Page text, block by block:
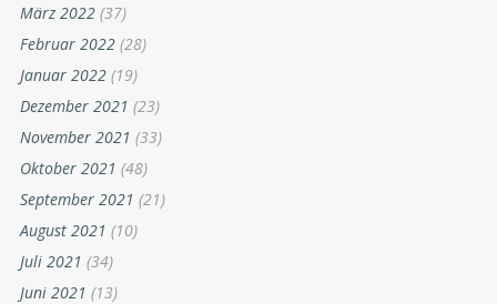
März 2022 (37)
Februar 2022 (28)
Januar 2022 (19)
Dezember 2021 (23)
November 2021 (33)
Oktober 2021 (48)
September 2021 (21)
August 2021 (10)
Juli 2021 (34)
Juni 2021 (13)